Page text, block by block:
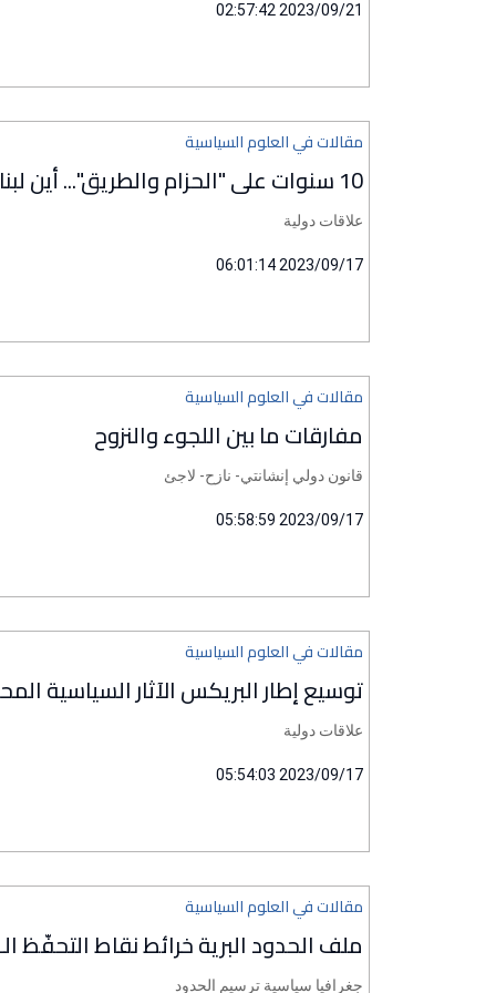
2023/09/21 02:57:42
مقالات في العلوم السياسية
10 سنوات على "الحزام والطريق"... أين لبنان؟
علاقات دولية
2023/09/17 06:01:14
مقالات في العلوم السياسية
مفارقات ما بين اللجوء والنزوح
قانون دولي إنشانتي- نازح- لاجئ
2023/09/17 05:58:59
مقالات في العلوم السياسية
توسيع إطار البريكس الآثار السياسية
علاقات دولية
2023/09/17 05:54:03
مقالات في العلوم السياسية
ملف الحدود البرية خرائط نقاط التحفّظ الـ13
جغرافيا سياسية ترسيم الحدود